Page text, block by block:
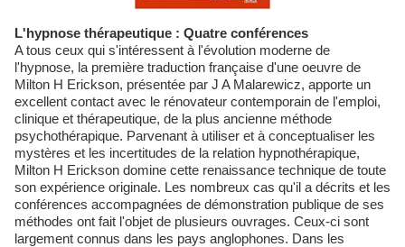
L'hypnose thérapeutique : Quatre conférences
A tous ceux qui s'intéressent à l'évolution moderne de
l'hypnose, la première traduction française d'une oeuvre de
Milton H Erickson, présentée par J A Malarewicz, apporte un
excellent contact avec le rénovateur contemporain de l'emploi,
clinique et thérapeutique, de la plus ancienne méthode
psychothérapique. Parvenant à utiliser et à conceptualiser les
mystères et les incertitudes de la relation hypnothérapique,
Milton H Erickson domine cette renaissance technique de toute
son expérience originale. Les nombreux cas qu'il a décrits et les
conférences accompagnées de démonstration publique de ses
méthodes ont fait l'objet de plusieurs ouvrages. Ceux-ci sont
largement connus dans les pays anglophones. Dans les